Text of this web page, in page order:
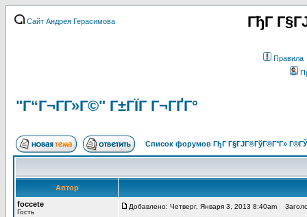
Сайт Андрея Герасимова ГђГ
Правила
"Г“Г¬Г­Г»Г©" Г±ГЇГ Г¬ГҐГ°
Список форумов ГђГ Г§ГЈГ®ГўГ®Г°Г»
Автор
foccete
Гость
Добавлено: Четверг, Января 3, 2013 8:40am